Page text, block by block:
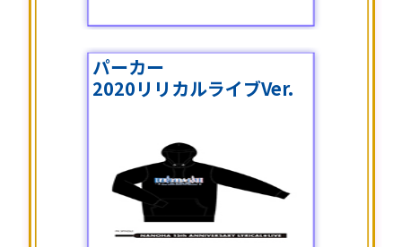
パーカー
2020リリカルライブVer.